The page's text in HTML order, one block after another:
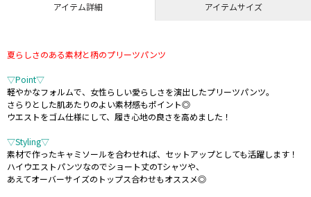
アイテム詳細 アイテムサイズ
夏らしさのある素材と柄のプリーツパンツ
▽Point▽
軽やかなフォルムで、女性らしい愛らしさを演出したプリーツパンツ。
さらりとした肌あたりのよい素材感もポイント◎
ウエストをゴム仕様にして、履き心地の良さを高めました！
▽Styling▽
素材で作ったキャミソールを合わせれば、セットアップとしても活躍します！
ハイウエストパンツなのでショート丈のTシャツや、
あえてオーバーサイズのトップス合わせもオススメ◎